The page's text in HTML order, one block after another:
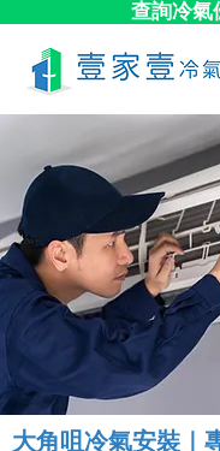
查詢冷氣
大角咀冷氣安裝｜